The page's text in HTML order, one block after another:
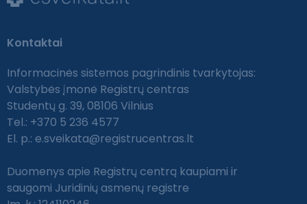
Kontaktai
Informacinės sistemos pagrindinis tvarkytojas:
Valstybės įmonė Registrų centras
Studentų g. 39, 08106 Vilnius
Tel.: +370 5 236 4577
El. p.: e.sveikata@registrucentras.lt
Duomenys apie Registrų centrą kaupiami ir
saugomi Juridinių asmenų registre